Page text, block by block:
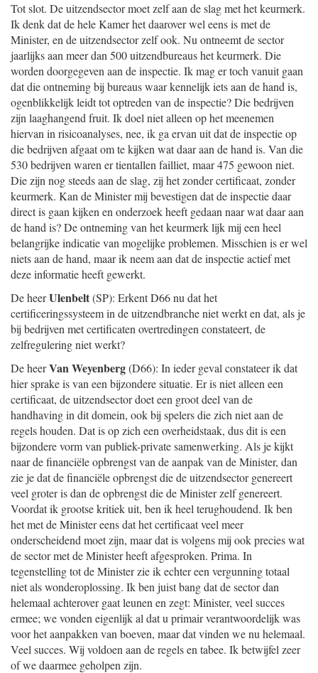
Tot slot. De uitzendsector moet zelf aan de slag met het keurmerk.
Ik denk dat de hele Kamer het daarover wel eens is met de
Minister, en de uitzendsector zelf ook. Nu ontneemt de sector
jaarlijks aan meer dan 500 uitzendbureaus het keurmerk. Die
worden doorgegeven aan de inspectie. Ik mag er toch vanuit gaan
dat die ontneming bij bureaus waar kennelijk iets aan de hand is,
ogenblikkelijk leidt tot optreden van de inspectie? Die bedrijven
zijn laaghangend fruit. Ik doel niet alleen op het meenemen
hiervan in risicoanalyses, nee, ik ga ervan uit dat de inspectie op
die bedrijven afgaat om te kijken wat daar aan de hand is. Van die
530 bedrijven waren er tientallen failliet, maar 475 gewoon niet.
Die zijn nog steeds aan de slag, zij het zonder certificaat, zonder
keurmerk. Kan de Minister mij bevestigen dat de inspectie daar
direct is gaan kijken en onderzoek heeft gedaan naar wat daar aan
de hand is? De ontneming van het keurmerk lijk mij een heel
belangrijke indicatie van mogelijke problemen. Misschien is er wel
niets aan de hand, maar ik neem aan dat de inspectie actief met
deze informatie heeft gewerkt.
De heerUlenbelt(SP): Erkent D66 nu dat het
certificeringssysteem in de uitzendbranche niet werkt en dat, als je
bij bedrijven met certificaten overtredingen constateert, de
zelfregulering niet werkt?
De heerVan Weyenberg(D66): In ieder geval constateer ik dat
hier sprake is van een bijzondere situatie. Er is niet alleen een
certificaat, de uitzendsector doet een groot deel van de
handhaving in dit domein, ook bij spelers die zich niet aan de
regels houden. Dat is op zich een overheidstaak, dus dit is een
bijzondere vorm van publiek-private samenwerking. Als je kijkt
naar de financiële opbrengst van de aanpak van de Minister, dan
zie je dat de financiële opbrengst die de uitzendsector genereert
veel groter is dan de opbrengst die de Minister zelf genereert.
Voordat ik grootse kritiek uit, ben ik heel terughoudend. Ik ben
het met de Minister eens dat het certificaat veel meer
onderscheidend moet zijn, maar dat is volgens mij ook precies wat
de sector met de Minister heeft afgesproken. Prima. In
tegenstelling tot de Minister zie ik echter een vergunning totaal
niet als wonderoplossing. Ik ben juist bang dat de sector dan
helemaal achterover gaat leunen en zegt: Minister, veel succes
ermee; we vonden eigenlijk al dat u primair verantwoordelijk was
voor het aanpakken van boeven, maar dat vinden we nu helemaal.
Veel succes. Wij voldoen aan de regels en tabee. Ik betwijfel zeer
of we daarmee geholpen zijn.